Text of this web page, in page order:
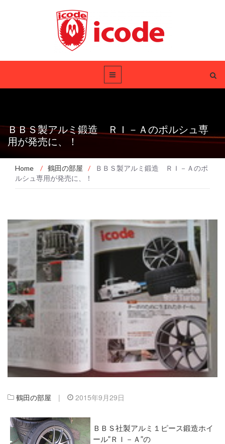
ＢＢＳ製アルミ鍛造 ＲＩ－Ａのポルシュ専
用が発売に、！
Home / 鶴田の部屋 /
ＢＢＳ製アルミ鍛造 ＲＩ－Ａのポ
ルシュ専用が発売に、！
鶴田の部屋 | 2015年9月29日
ＢＢＳ社製アルミ１ピース鍛造ホイ
ール”ＲＩ－Ａ”の